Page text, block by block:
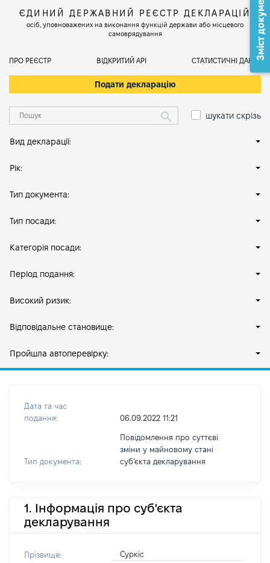
ЄДИНИЙ ДЕРЖАВНИЙ РЕЄСТР ДЕКЛАРАЦІЙ
осіб, уповноважених на виконання функцій держави або місцевого
самоврядування
ПРО РЕЄСТР ВІДКРИТИЙ АРІ СТАТИСТИЧНІ ДАНІ
Подати декларацію
шукати скрізь
Вид декларації:
Рік:
Тип документа:
Тип посади:
Категорія посади:
Період подання:
Високий ризик:
Відповідальне становище:
Пройшла автоперевірку:
Дата та час
подання:
06.09.2022 11:21
Тип документа:
Повідомлення про суттєві
зміни у майновому стані
субʼєкта декларування
1. Інформація про суб'єкта
декларування
Прізвище: Суркіс
Зміст документа